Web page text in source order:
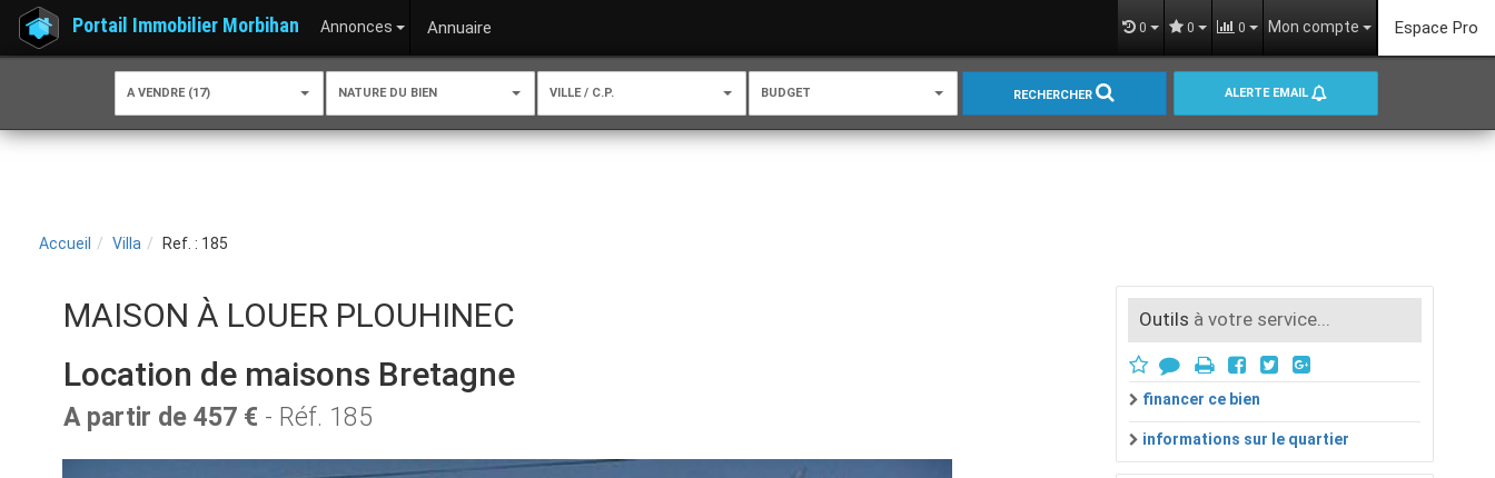
Portail Immobilier Morbihan Annonces Annuaire 0 0 0 Mon compte Espace Pro
A VENDRE (17) NATURE DU BIEN VILLE / C.P. BUDGET RECHERCHER ALERTE EMAIL
Accueil Villa Ref. : 185
MAISON À LOUER PLOUHINEC
Location de maisons Bretagne
A partir de 457 € - Réf. 185
Outils à votre service...
financer ce bien
informations sur le quartier